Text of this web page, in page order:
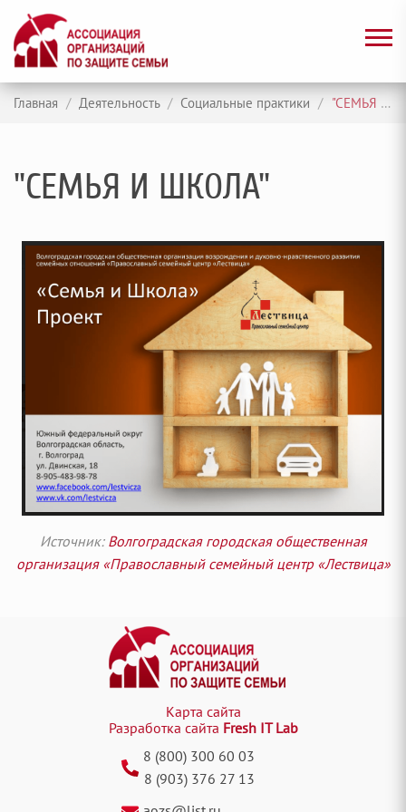
Главная / Деятельность / Социальные практики / "СЕМЬЯ И ШКОЛА"
"СЕМЬЯ И ШКОЛА"
Источник: Волгоградская городская общественная
организация «Православный семейный центр «Лествица»
Карта сайта
Разработка сайта Fresh IT Lab
8 (800) 300 60 03
8 (903) 376 27 13